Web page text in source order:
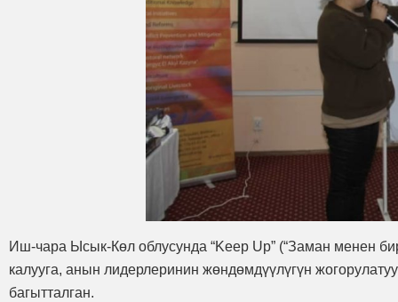
Иш-чара Ысык-Көл облусунда “Keep Up” (“Заман менен
калууга, анын лидерлеринин жөндөмдүүлүгүн
багытталган.